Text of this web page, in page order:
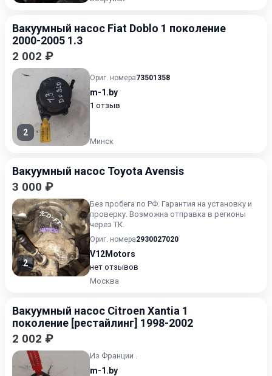
Вакуумный насос Fiat Doblo 1 поколение
2000-2005 1.3
2 002 ₽
2
Ориг. номера73501358
m-1.by
1 отзыв
Минск
Вакуумный насос Toyota Avensis
3 000 ₽
2
Без пробега по РФ. Гарантия на установку и
проверку. Возможна отправка в регионы
через ТК.
Ориг. номера2930027020
V12Motors
нет отзывов
Москва
Вакуумный насос Citroen Xantia 1
поколение [рестайлинг] 1998-2002
2 002 ₽
Из Франции .
m-1.by